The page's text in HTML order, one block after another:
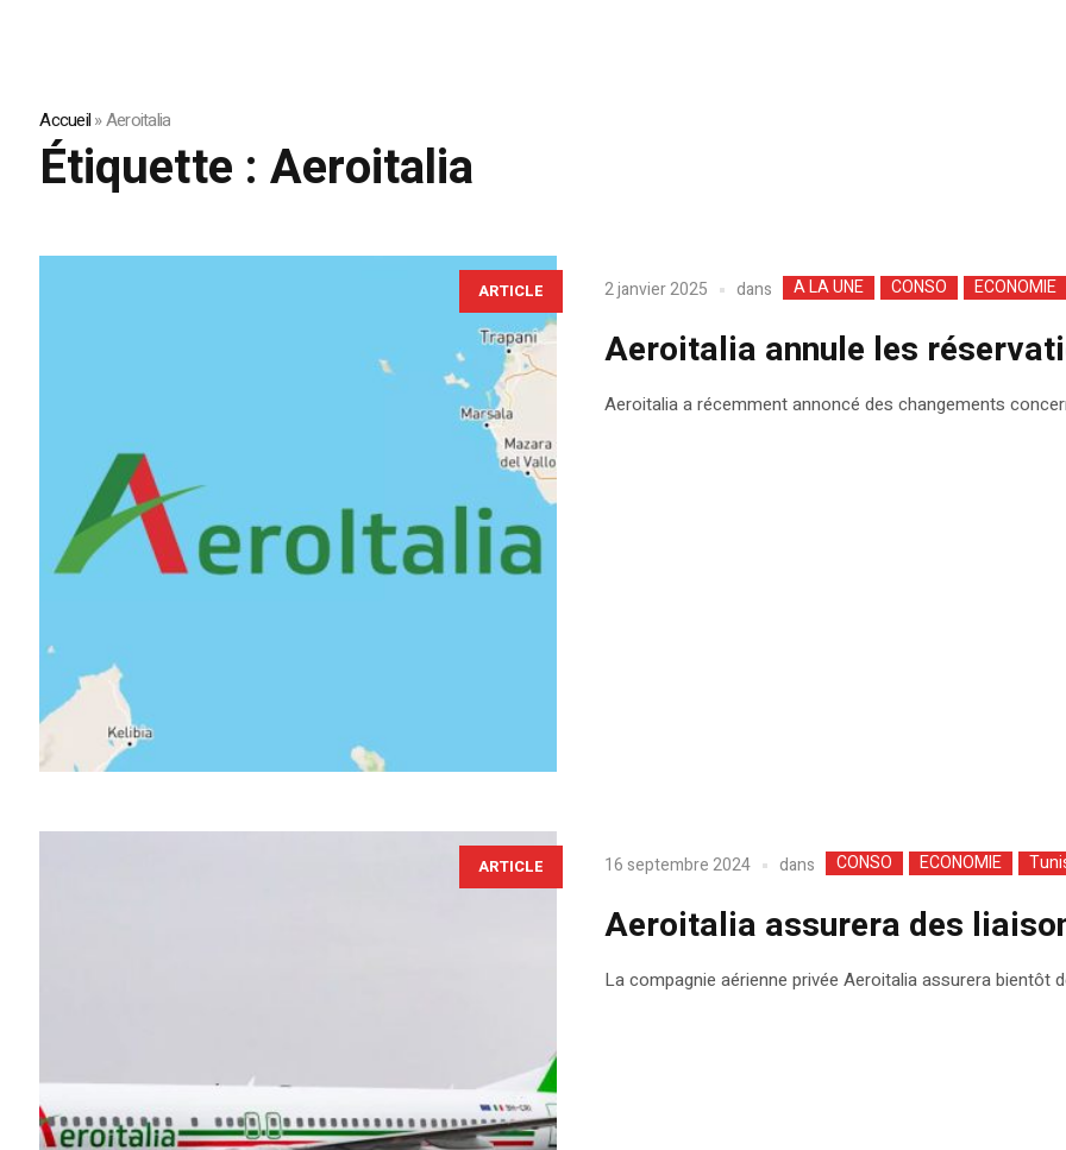
Accueil»Aeroitalia
Étiquette :Aeroitalia
ARTICLE 2 janvier 2025 dans A LA UNE CONSO ECONOMIE
Aeroitalia annule les
Aeroitalia a récemment annoncé des changements
ARTICLE 16 septembre 2024 dans CONSO ECONOMIE
Aeroitalia assurera des
La compagnie aérienne privée Aeroitalia assurera bientôt